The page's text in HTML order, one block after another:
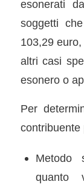
esonerati
soggetti
103,29
altri casi
esonero o
Per
contribuente
Metodo
quanto